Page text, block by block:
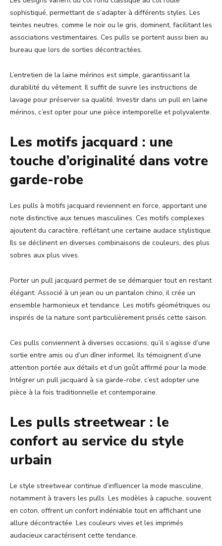
sophistiqué, permettant de s’adapter à différents styles. Les
teintes neutres, comme le noir ou le gris, dominent, facilitant les
associations vestimentaires. Ces pulls se portent aussi bien au
bureau que lors de sorties décontractées.
L’entretien de la laine mérinos est simple, garantissant la
durabilité du vêtement. Il suffit de suivre les instructions de
lavage pour préserver sa qualité. Investir dans un pull en laine
mérinos, c’est opter pour une pièce intemporelle et polyvalente.
Les motifs jacquard : une
touche d’originalité dans votre
garde-robe
Les pulls à motifs jacquard reviennent en force, apportant une
note distinctive aux tenues masculines. Ces motifs complexes
ajoutent du caractère, reflétant une certaine audace stylistique.
Ils se déclinent en diverses combinaisons de couleurs, des plus
sobres aux plus vives.
Porter un pull jacquard permet de se démarquer tout en restant
élégant. Associé à un jean ou un pantalon chino, il crée un
ensemble harmonieux et tendance. Les motifs géométriques ou
inspirés de la nature sont particulièrement prisés cette saison.
Ces pulls conviennent à diverses occasions, qu’il s’agisse d’une
sortie entre amis ou d’un dîner informel. Ils témoignent d’une
attention portée aux détails et d’un goût affirmé pour la mode.
Intégrer un pull jacquard à sa garde-robe, c’est adopter une
pièce à la fois traditionnelle et contemporaine.
Les pulls streetwear : le
confort au service du style
urbain
Le style streetwear continue d’influencer la mode masculine,
notamment à travers les pulls. Les modèles à capuche, souvent
en coton, offrent un confort indéniable tout en affichant une
allure décontractée. Les couleurs vives et les imprimés
audacieux caractérisent cette tendance.